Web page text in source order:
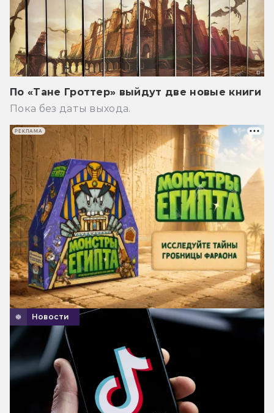
По «Тане Гроттер» выйдут две новые книги
Пока без даты выхода.
Новости
РЕКЛАМА